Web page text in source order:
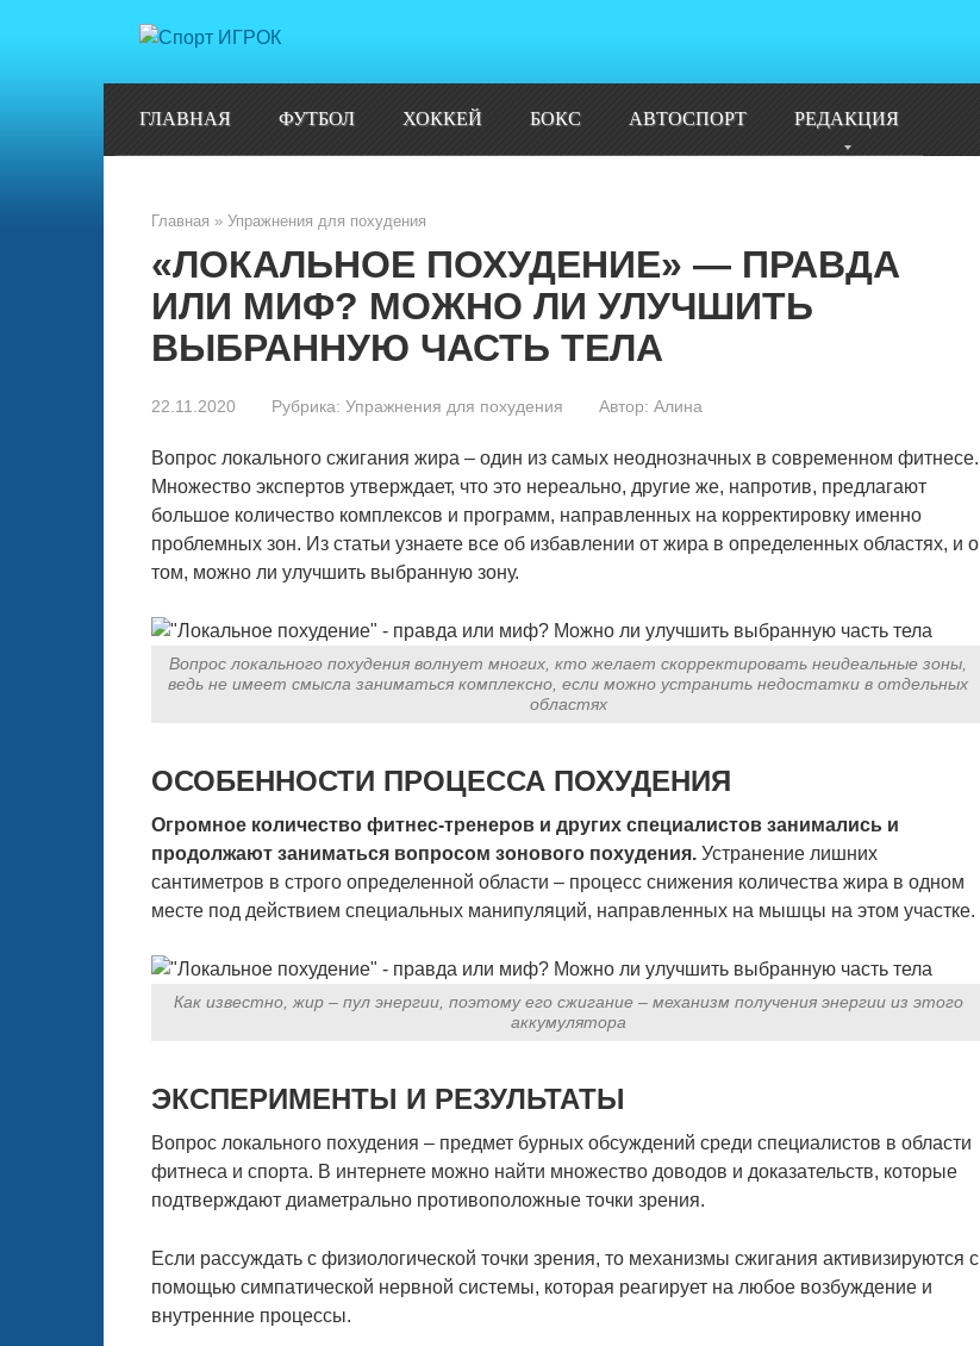
ГЛАВНАЯ ФУТБОЛ ХОККЕЙ БОКС АВТОСПОРТ РЕДАКЦИЯ
Главная » Упражнения для похудения
«ЛОКАЛЬНОЕ ПОХУДЕНИЕ» — ПРАВДА
ИЛИ МИФ? МОЖНО ЛИ УЛУЧШИТЬ
ВЫБРАННУЮ ЧАСТЬ ТЕЛА
22.11.2020 Рубрика: Упражнения для похудения Автор: Алина
Вопрос локального сжигания жира – один из самых неоднозначных в современном фитнесе.
Множество экспертов утверждает, что это нереально, другие же, напротив, предлагают
большое количество комплексов и программ, направленных на корректировку именно
проблемных зон. Из статьи узнаете все об избавлении от жира в определенных областях, и о
том, можно ли улучшить выбранную зону.
Вопрос локального похудения волнует многих, кто желает скорректировать неидеальные зоны,
ведь не имеет смысла заниматься комплексно, если можно устранить недостатки в отдельных
областях
ОСОБЕННОСТИ ПРОЦЕССА ПОХУДЕНИЯ
Огромное количество фитнес-тренеров и других специалистов занимались и
продолжают заниматься вопросом зонового похудения. Устранение лишних
сантиметров в строго определенной области – процесс снижения количества жира в одном
месте под действием специальных манипуляций, направленных на мышцы на этом участке.
Как известно, жир – пул энергии, поэтому его сжигание – механизм получения энергии из этого
аккумулятора
ЭКСПЕРИМЕНТЫ И РЕЗУЛЬТАТЫ
Вопрос локального похудения – предмет бурных обсуждений среди специалистов в области
фитнеса и спорта. В интернете можно найти множество доводов и доказательств, которые
подтверждают диаметрально противоположные точки зрения.
Если рассуждать с физиологической точки зрения, то механизмы сжигания активизируются с
помощью симпатической нервной системы, которая реагирует на любое возбуждение и
внутренние процессы.